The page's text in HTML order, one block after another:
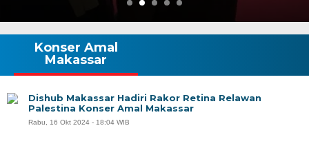
Konser Amal
Makassar
Dishub Makassar Hadiri Rakor Retina Relawan
Palestina Konser Amal Makassar
Rabu, 16 Okt 2024 - 18:04 WIB